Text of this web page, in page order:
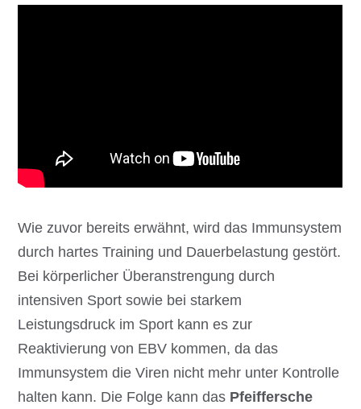
Wie zuvor bereits erwähnt, wird das Immunsystem
durch hartes Training und Dauerbelastung gestört.
Bei körperlicher Überanstrengung durch
intensiven Sport sowie bei starkem
Leistungsdruck im Sport kann es zur
Reaktivierung von EBV kommen, da das
Immunsystem die Viren nicht mehr unter Kontrolle
halten kann. Die Folge kann das Pfeiffersche